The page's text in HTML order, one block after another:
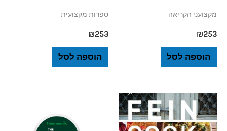
מקצועני הקריאה
₪253
הוספה לסל
ספרות מקצועית
₪253
הוספה לסל